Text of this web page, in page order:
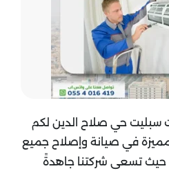
سبليت حي صلاح الدين لكم
في صيانة وإصلاح جميع
حيث تسعى شركتنا جاهدةً